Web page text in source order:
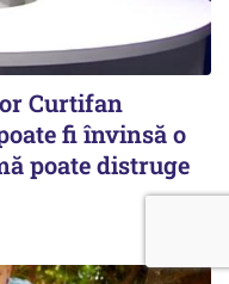
Curtifan
fi învinsă o
poate distruge